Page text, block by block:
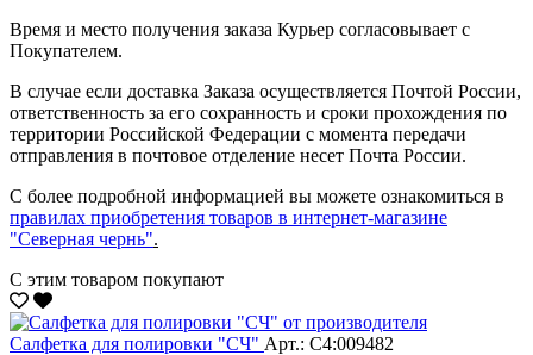
Время и место получения заказа Курьер согласовывает с
Покупателем.
В случае если доставка Заказа осуществляется Почтой России,
ответственность за его сохранность и сроки прохождения по
территории Российской Федерации с момента передачи
отправления в почтовое отделение несет Почта России.
С более подробной информацией вы можете ознакомиться в
правилах приобретения товаров в интернет-магазине
"Северная чернь".
С этим товаром покупают
Салфетка для полировки "CЧ" Арт.: С4:009482